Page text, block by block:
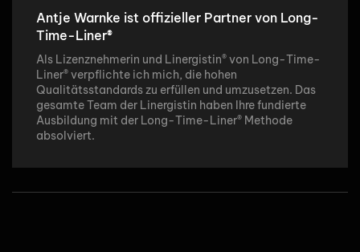
Antje Warnke ist offizieller Partner von Long-
Time-Liner®
Als Lizenznehmerin und Linergistin®von Long-Time-
Liner®verpflichte ich mich, die hohen
Qualitätsstandards zu erfüllen und umzusetzen. Das
gesamte Team der Linergistin haben Ihre fundierte
Ausbildung mit der Long-Time-Liner® Methode
absolviert.